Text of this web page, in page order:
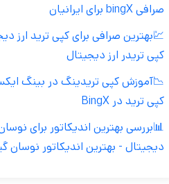
صرافی bingX برای ایرانیان
💹بهترین صرافی برای کپی ترید ارز
کپی تریدر ارز دیجیتال
📉آموزش کپی تریدینگ در بینگ
کپی ترید در BingX
📊بررسی بهترین اندیکاتور برای
دیجیتال - بهترین اندیکاتور نوسان